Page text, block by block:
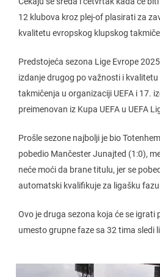
12 klubova kroz plej-of plasirati za
kvalitetu evropskog klupskog
Predstojeća sezona Lige Evrope
izdanje drugog po važnosti i
takmičenja u organizaciji UEFA i 17.
preimenovan iz Kupa UEFA u UEFA
Prošle sezone najbolji je bio
pobedio Mančester Junajted (1:0),
neće moći da brane titulu, jer se
automatski kvalifikuje za ligašku
Ovo je druga sezona koja će se igrati
umesto grupne faze sa 32 tima sledi